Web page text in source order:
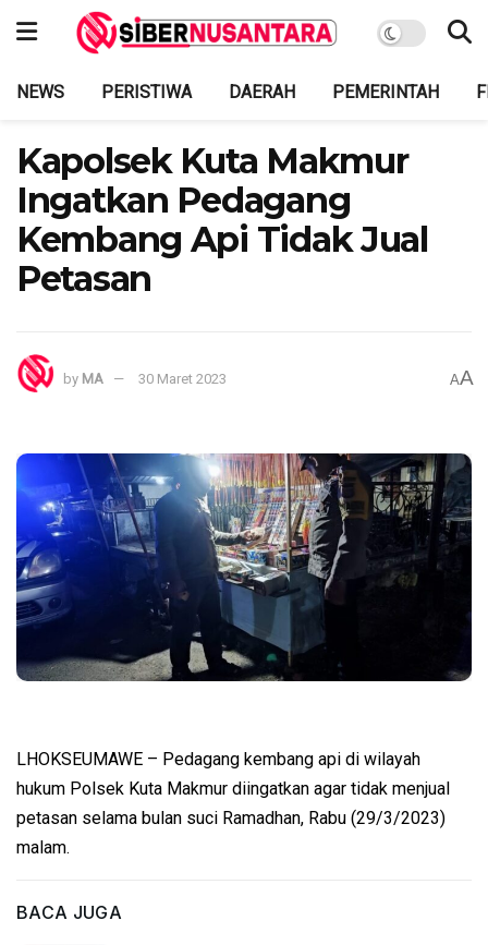
NEWS PERISTIWA DAERAH PEMERINTAH
Kapolsek Kuta Makmur
Ingatkan Pedagang
Kembang Api Tidak Jual
Petasan
by MA 30 Maret 2023 AA
LHOKSEUMAWE – Pedagang kembang api di wilayah
hukum Polsek Kuta Makmur diingatkan agar tidak menjual
petasan selama bulan suci Ramadhan, Rabu (29/3/2023)
malam.
BACA JUGA